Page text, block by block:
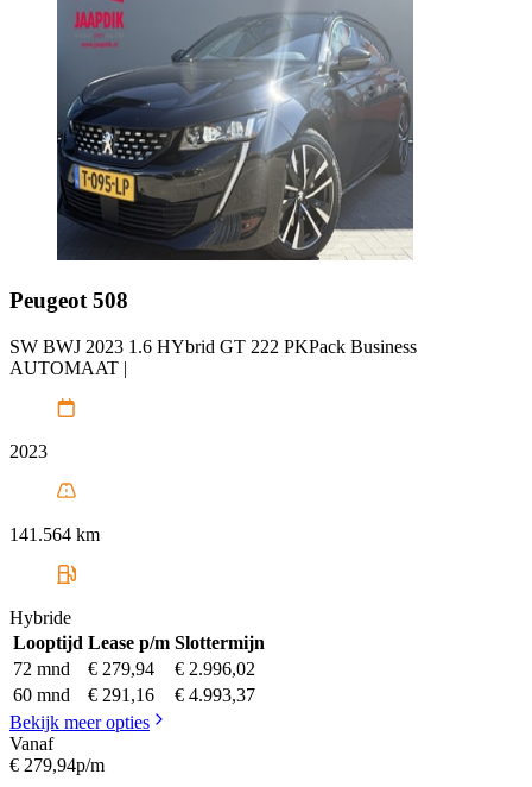
Peugeot 508
SW BWJ 2023 1.6 HYbrid GT 222 PKPack Business
AUTOMAAT |
2023
141.564 km
Hybride
Looptijd Lease p/m Slottermijn
72 mnd
€ 279,94
€ 2.996,02
60 mnd
€ 291,16
€ 4.993,37
Bekijk meer opties
Vanaf
€ 279,94p/m